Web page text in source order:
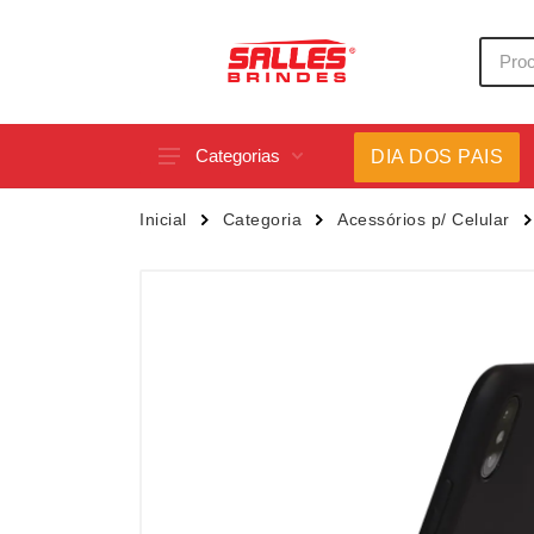
Categorias
Acessórios p/ Celular
Canecas
Cooler
DIA DOS PAIS
Inicial Categoria Acessórios p/ Celular